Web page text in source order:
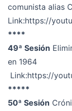
comunista alias
Link:https://
****
49ª Sesión
en 1964
Link:https://
*****
50ª Sesión